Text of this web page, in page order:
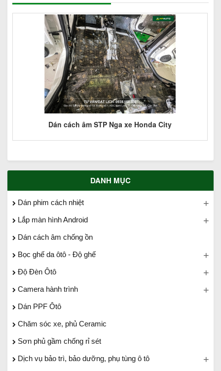
Dán cách âm STP Nga xe Honda City
DANH MỤC
Dán phim cách nhiệt
Lắp màn hình Android
Dán cách âm chống ồn
Bọc ghế da ôtô - Độ ghế
Độ Đèn Ôtô
Camera hành trình
Dán PPF Ôtô
Chăm sóc xe, phủ Ceramic
Sơn phủ gầm chống rỉ sét
Dịch vụ bảo trì, bảo dưỡng, phụ tùng ô tô